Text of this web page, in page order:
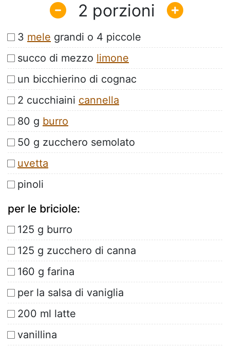
2
3 mele grandi o 4 piccole
succo di mezzo limone
un bicchierino di cognac
2 cucchiaini cannella
80 g burro
50 g zucchero semolato
uvetta
pinoli
per le briciole:
125 g burro
125 g zucchero di canna
160 g farina
per la salsa di vaniglia
200 ml latte
vanillina